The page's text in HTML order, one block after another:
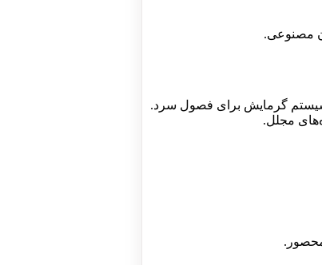
مصنوعی.
مجلل.
محصور.